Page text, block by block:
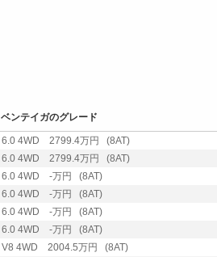
ベンテイガのグレード
6.0 4WD 2799.4万円 (8AT)
6.0 4WD 2799.4万円 (8AT)
6.0 4WD -万円 (8AT)
6.0 4WD -万円 (8AT)
6.0 4WD -万円 (8AT)
6.0 4WD -万円 (8AT)
V8 4WD 2004.5万円 (8AT)